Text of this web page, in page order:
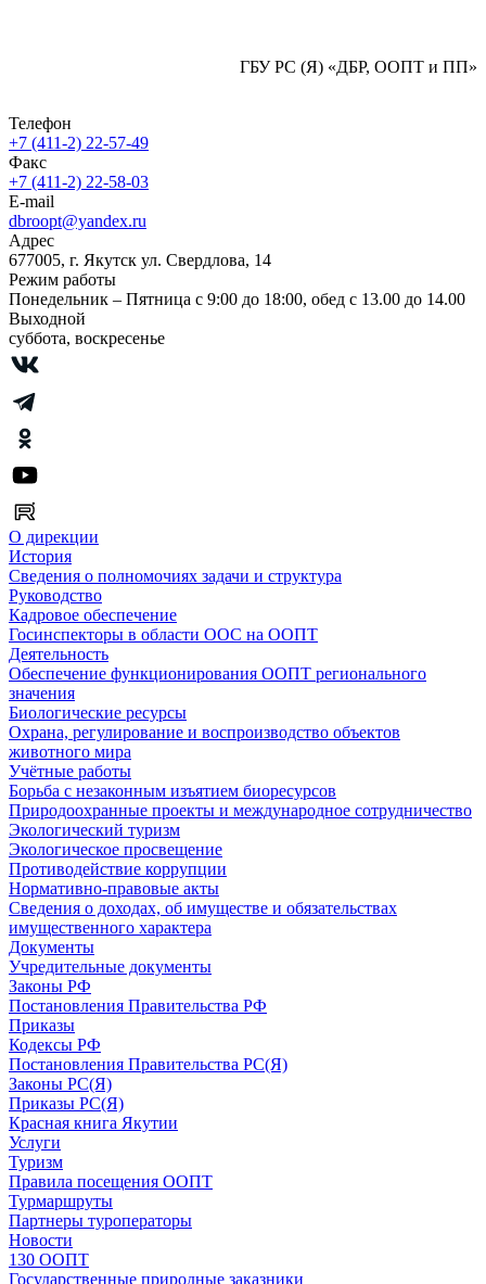
ГБУ РС (Я) «ДБР, ООПТ и ПП»
Телефон
+7 (411-2) 22-57-49
Факс
+7 (411-2) 22-58-03
E-mail
dbroopt@yandex.ru
Адрес
677005, г. Якутск ул. Свердлова, 14
Режим работы
Понедельник – Пятница с 9:00 до 18:00, обед с 13.00 до 14.00
Выходной
суббота, воскресенье
О дирекции
История
Сведения о полномочиях задачи и структура
Руководство
Кадровое обеспечение
Госинспекторы в области ООС на ООПТ
Деятельность
Обеспечение функционирования ООПТ регионального
значения
Биологические ресурсы
Охрана, регулирование и воспроизводство объектов
животного мира
Учётные работы
Борьба с незаконным изъятием биоресурсов
Природоохранные проекты и международное сотрудничество
Экологический туризм
Экологическое просвещение
Противодействие коррупции
Нормативно-правовые акты
Сведения о доходах, об имуществе и обязательствах
имущественного характера
Документы
Учредительные документы
Законы РФ
Постановления Правительства РФ
Приказы
Кодексы РФ
Постановления Правительства РС(Я)
Законы РС(Я)
Приказы РС(Я)
Красная книга Якутии
Услуги
Туризм
Правила посещения ООПТ
Турмаршруты
Партнеры туроператоры
Новости
130 ООПТ
Государственные природные заказники